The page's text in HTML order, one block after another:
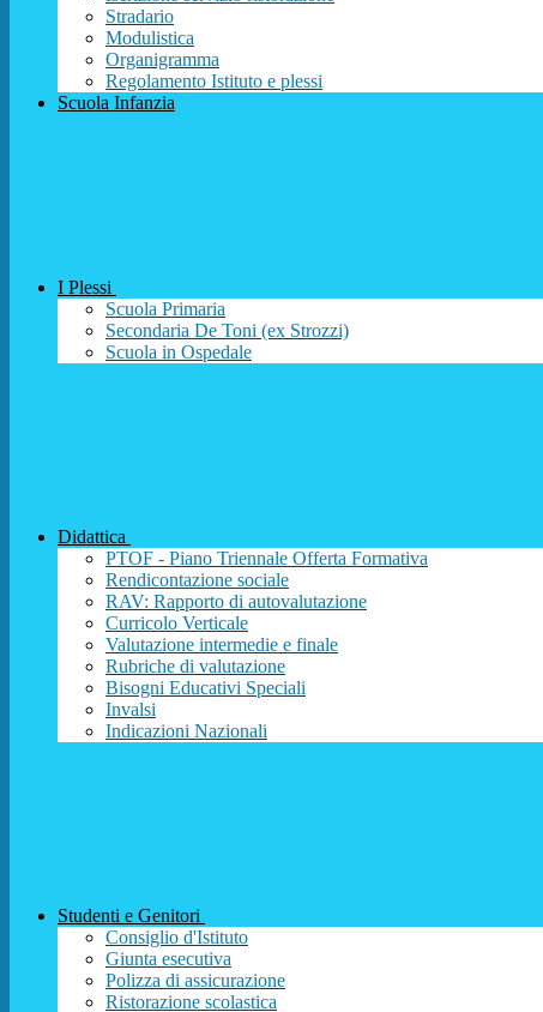
Stradario
Modulistica
Organigramma
Regolamento Istituto e plessi
Scuola Infanzia
I Plessi
Scuola Primaria
Secondaria De Toni (ex Strozzi)
Scuola in Ospedale
Didattica
PTOF - Piano Triennale Offerta Formativa
Rendicontazione sociale
RAV: Rapporto di autovalutazione
Curricolo Verticale
Valutazione intermedie e finale
Rubriche di valutazione
Bisogni Educativi Speciali
Invalsi
Indicazioni Nazionali
Studenti e Genitori
Consiglio d'Istituto
Giunta esecutiva
Polizza di assicurazione
Ristorazione scolastica